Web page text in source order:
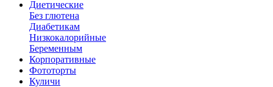
Диетические
Без глютена
Диабетикам
Низкокалорийные
Беременным
Корпоративные
Фототорты
Куличи